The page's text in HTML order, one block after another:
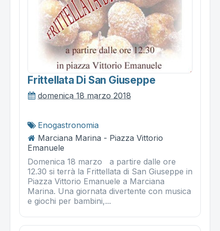
Frittellata Di San Giuseppe
domenica 18 marzo 2018
Enogastronomia
Marciana Marina - Piazza Vittorio
Emanuele
Domenica 18 marzo a partire dalle ore
12.30 si terrà la Frittellata di San Giuseppe in
Piazza Vittorio Emanuele a Marciana
Marina. Una giornata divertente con musica
e giochi per bambini,...